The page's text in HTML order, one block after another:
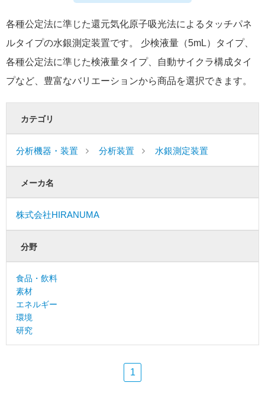
各種公定法に準じた還元気化原子吸光法によるタッチパネ
ルタイプの水銀測定装置です。 少検液量（5mL）タイプ、
各種公定法に準じた検液量タイプ、自動サイクラ構成タイ
プなど、豊富なバリエーションから商品を選択できます。
カテゴリ
分析機器・装置 分析装置 水銀測定装置
メーカ名
株式会社HIRANUMA
分野
食品・飲料
素材
エネルギー
環境
研究
1